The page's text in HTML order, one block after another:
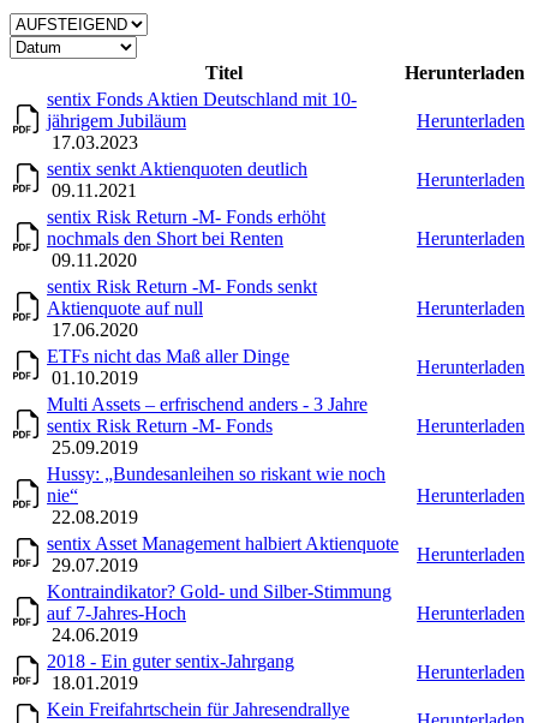
Titel
Herunterladen
sentix Fonds Aktien Deutschland mit 10-
jährigem Jubiläum
17.03.2023
Herunterladen
sentix senkt Aktienquoten deutlich
09.11.2021
Herunterladen
sentix Risk Return -M- Fonds erhöht
nochmals den Short bei Renten
09.11.2020
Herunterladen
sentix Risk Return -M- Fonds senkt
Aktienquote auf null
17.06.2020
Herunterladen
ETFs nicht das Maß aller Dinge
01.10.2019
Herunterladen
Multi Assets – erfrischend anders - 3 Jahre
sentix Risk Return -M- Fonds
25.09.2019
Herunterladen
Hussy: „Bundesanleihen so riskant wie noch
nie“
22.08.2019
Herunterladen
sentix Asset Management halbiert Aktienquote
29.07.2019
Herunterladen
Kontraindikator? Gold- und Silber-Stimmung
auf 7-Jahres-Hoch
24.06.2019
Herunterladen
2018 - Ein guter sentix-Jahrgang
18.01.2019
Herunterladen
Kein Freifahrtschein für Jahresendrallye